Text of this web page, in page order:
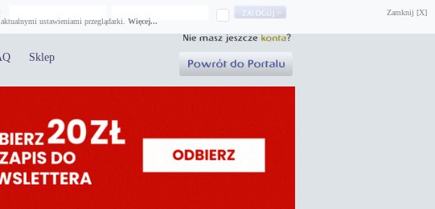
Zamknij [X]
ustawieniami przeglądarki. Więcej...
Sklep